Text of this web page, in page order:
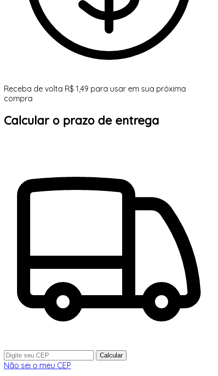
Receba de volta R$ 1,49 para usar em sua próxima
compra
Calcular o prazo de entrega
Calcular
Não sei o meu CEP